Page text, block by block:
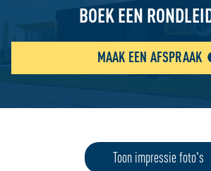
BOEK EEN
MAAK EEN AFSPRAAK
Toon impressie foto's